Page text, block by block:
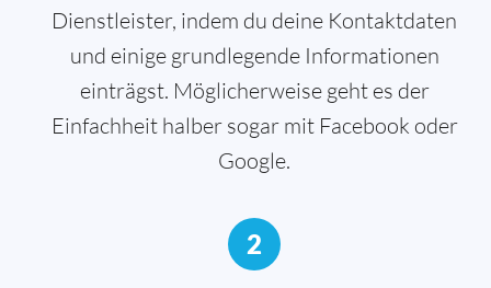
Dienstleister, indem du deine Kontaktdaten
und einige grundlegende Informationen
einträgst. Möglicherweise geht es der
Einfachheit halber sogar mit Facebook oder
Google.
2